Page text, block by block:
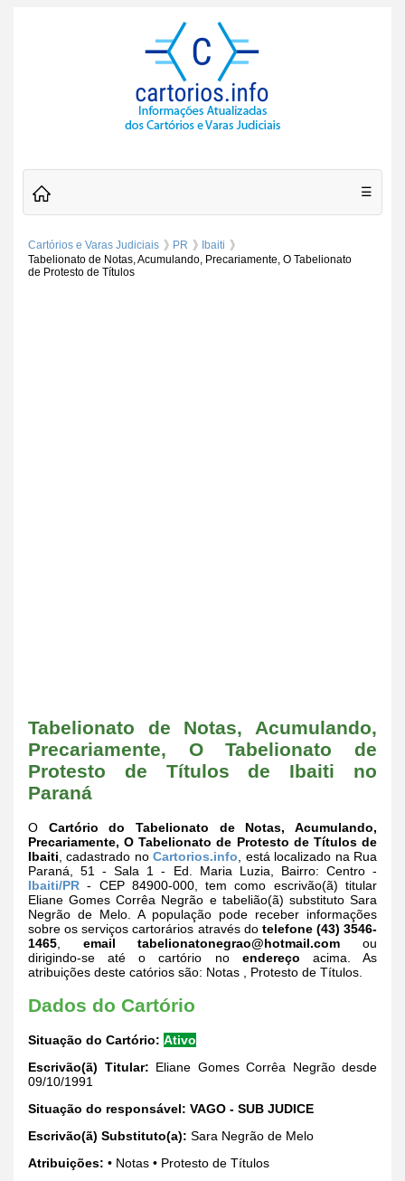
☰
Cartórios e Varas Judiciais PR
Ibaiti
Tabelionato de Notas, Acumulando, Precariamente, O Tabelionato
de Protesto de Títulos
Tabelionato de Notas, Acumulando,
Precariamente, O Tabelionato de
Protesto de Títulos de Ibaiti no
Paraná
O Cartório do Tabelionato de Notas, Acumulando,
Precariamente, O Tabelionato de Protesto de Títulos de
Ibaiti , cadastrado noCartorios.info , está localizado na Rua
Paraná, 51 - Sala 1 - Ed. Maria Luzia, Bairro: Centro -
Ibaiti/PR - CEP 84900-000, tem como escrivão(ã) titular
Eliane Gomes Corrêa Negrão e tabelião(ã) substituto Sara
Negrão de Melo. A população pode receber informações
sobre os serviços cartorários através do telefone (43) 3546-
1465
emailtabelionatonegrao@hotmail.com ou
dirigindo-se até o cartório no endereço acima. As
atribuições deste catórios são: Notas , Protesto de Títulos.
Dados do Cartório
Situação do Cartório: Ativo
Escrivão(ã) Titular: Eliane Gomes Corrêa Negrão desde
09/10/1991
Situação do responsável: VAGO - SUB JUDICE
Escrivão(ã) Substituto(a): Sara Negrão de Melo
Atribuições: • Notas • Protesto de Títulos